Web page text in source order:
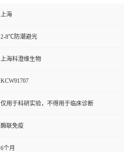
上海
2-8℃防潮避光
上海科澄维生物
KCW91707
仅用于科研实验，不得用于临床诊断
酶联免疫
6个月